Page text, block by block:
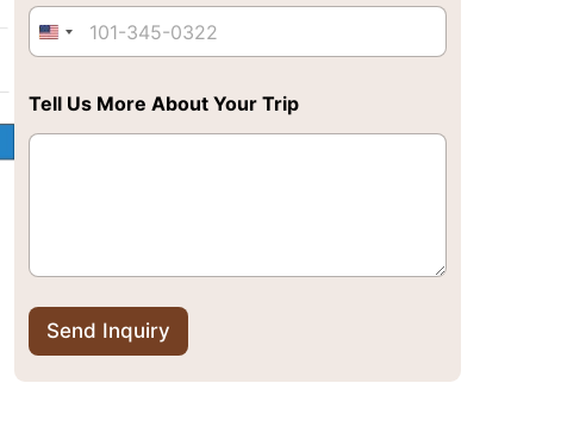
Tell Us More About Your Trip
Send Inquiry